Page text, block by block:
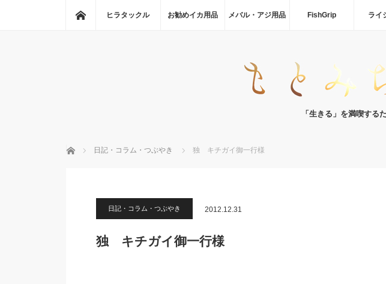
ホーム
ヒラタックル お勧めイカ用品 メバル・アジ用品 FishGrip ライ
「生きる」を満喫する
ホーム 日記・コラム・つぶやき 独 キチガイ御一行様
日記・コラム・つぶやき 2012.12.31
独 キチガイ御一行様